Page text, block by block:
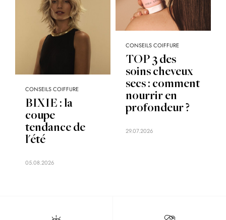
CONSEILS COIFFURE
BIXIE : la
coupe
tendance de
l'été
05.08.2026
CONSEILS COIFFURE
TOP 3 des
soins cheveux
secs : comment
nourrir en
profondeur ?
29.07.2026